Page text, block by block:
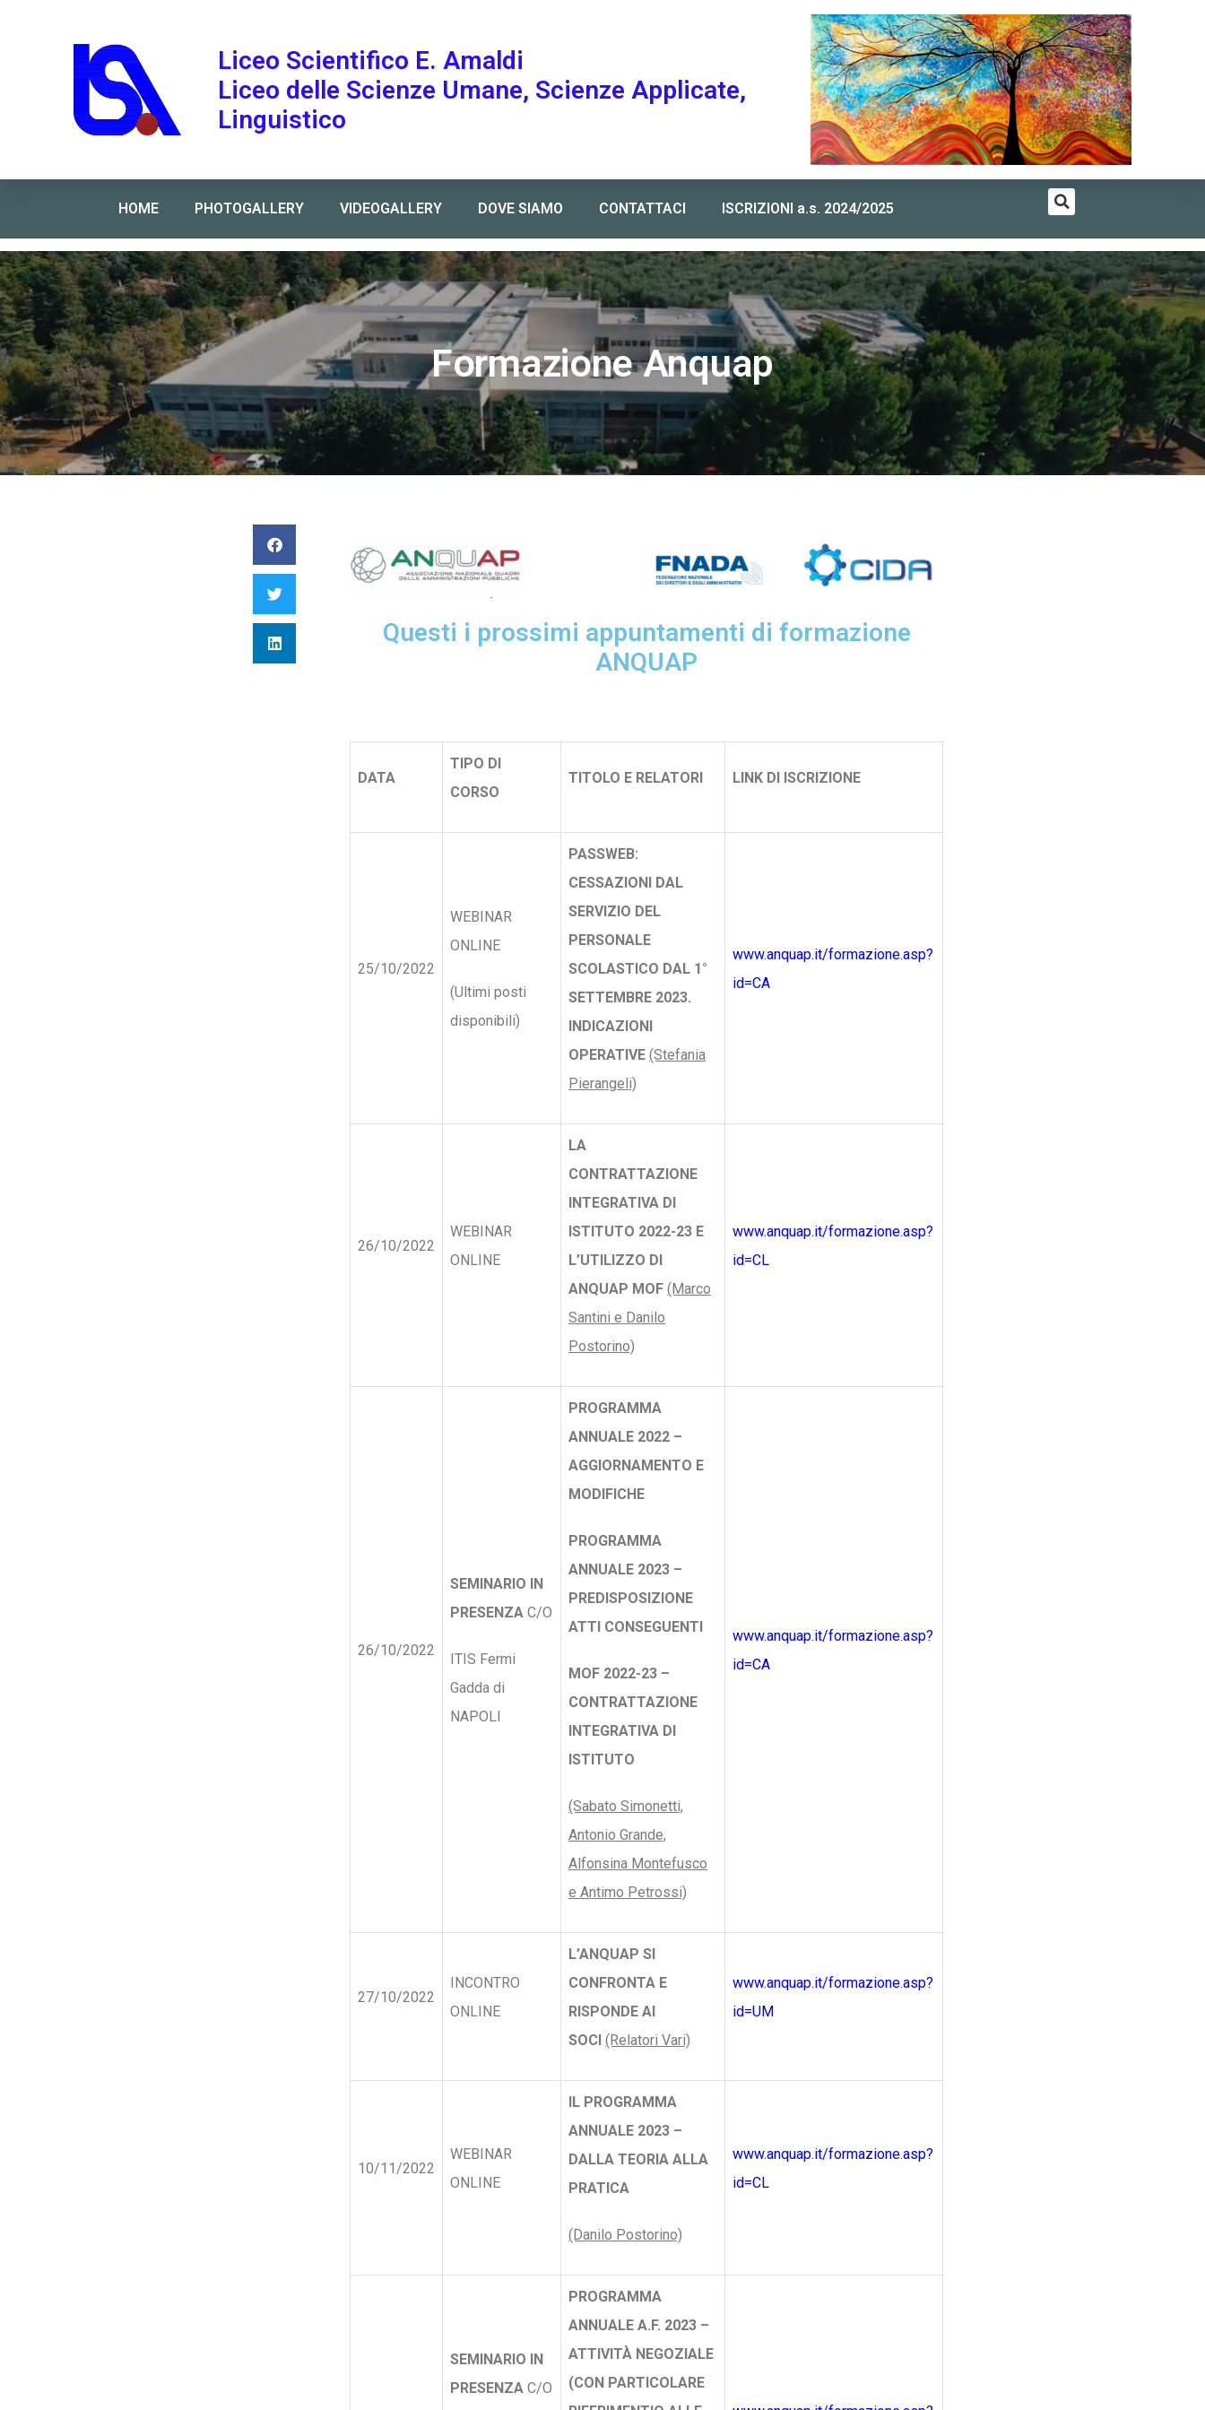
Liceo Scientifico E. Amaldi
Liceo delle Scienze Umane, Scienze Applicate,
Linguistico
HOME PHOTOGALLERY VIDEOGALLERY DOVE SIAMO CONTATTACI ISCRIZIONI a.s. 2024/2025
Home»Formazione Anquap
Formazione Anquap
Questi i prossimi appuntamenti di formazione
ANQUAP
DATA
TIPO DI
CORSO
TITOLO E RELATORI LINK DI ISCRIZIONE
25/10/2022
WEBINAR
ONLINE
(Ultimi posti
disponibili)
PASSWEB:
CESSAZIONI DAL
SERVIZIO DEL
PERSONALE
SCOLASTICO DAL 1°
SETTEMBRE 2023.
INDICAZIONI
OPERATIVE (Stefania
Pierangeli)
www.anquap.it/formazione.asp?
id=CA
26/10/2022
WEBINAR
ONLINE
LA
CONTRATTAZIONE
INTEGRATIVA DI
ISTITUTO 2022-23 E
L’UTILIZZO DI
ANQUAP MOF (Marco
Santini e Danilo
Postorino)
www.anquap.it/formazione.asp?
id=CL
26/10/2022
SEMINARIO IN
PRESENZA C/O
ITIS Fermi
Gadda di
NAPOLI
PROGRAMMA
ANNUALE 2022 –
AGGIORNAMENTO E
MODIFICHE
PROGRAMMA
ANNUALE 2023 –
PREDISPOSIZIONE
ATTI CONSEGUENTI
MOF 2022-23 –
CONTRATTAZIONE
INTEGRATIVA DI
ISTITUTO
(Sabato Simonetti,
Antonio Grande,
Alfonsina Montefusco
e Antimo Petrossi)
www.anquap.it/formazione.asp?
id=CA
27/10/2022
INCONTRO
ONLINE
L’ANQUAP SI
CONFRONTA E
RISPONDE AI
SOCI (Relatori Vari)
www.anquap.it/formazione.asp?
id=UM
10/11/2022
WEBINAR
ONLINE
IL PROGRAMMA
ANNUALE 2023 –
DALLA TEORIA ALLA
PRATICA
(Danilo Postorino)
www.anquap.it/formazione.asp?
id=CL
SEMINARIO IN
PRESENZA C/O
PROGRAMMA
ANNUALE A.F. 2023 –
ATTIVITÀ NEGOZIALE
(CON PARTICOLARE